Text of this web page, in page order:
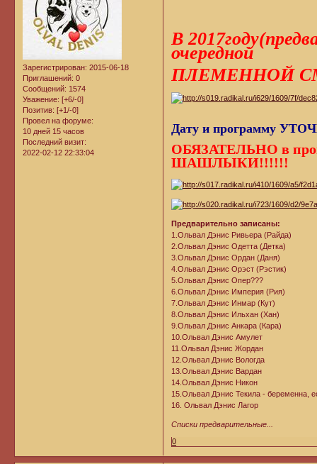
Зарегистрирован: 2015-06-18
Приглашений: 0
Сообщений: 1574
Уважение: [+6/-0]
Позитив: [+1/-0]
Провел на форуме:
10 дней 15 часов
Последний визит:
2022-02-12 22:33:04
В
очередной
ПЛЕМЕННОЙ
Дату и программу
ОБЯЗАТЕЛЬНО в
ШАШЛЫКИ!!!!!!
Предварительно записаны:
1.Ольвал Дэнис Ривьера (Райда)
2.Ольвал Дэнис Одетта (Детка)
3.Ольвал Дэнис Ордан (Даня)
4.Ольвал Дэнис Орэст (Рэстик)
5.Ольвал Дэнис Опер???
6.Ольвал Дэнис Империя (Рия)
7.Ольвал Дэнис Инмар (Кут)
8.Ольвал Дэнис Ильхан (Хан)
9.Ольвал Дэнис Анкара (Кара)
10.Ольвал Дэнис Амулет
11.Ольвал Дэнис Жордан
12.Ольвал Дэнис Вологда
13.Ольвал Дэнис Вардан
14.Ольвал Дэнис Никон
15.Ольвал Дэнис Текила - беременна,
16. Ольвал Дэнис Лагор
Списки предварительные...
0